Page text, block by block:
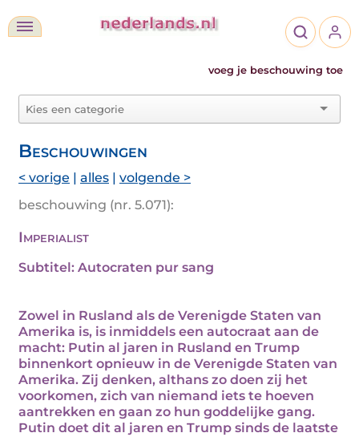
voeg je beschouwing toe
Beschouwingen
< vorige | alles | volgende >
beschouwing (nr. 5.071):
Imperialist
Subtitel: Autocraten pur sang
Zowel in Rusland als de Verenigde Staten van
Amerika is, is inmiddels een autocraat aan de
macht: Putin al jaren in Rusland en Trump
binnenkort opnieuw in de Verenigde Staten van
Amerika. Zij denken, althans zo doen zij het
voorkomen, zich van niemand iets te hoeven
aantrekken en gaan zo hun goddelijke gang.
Putin doet dit al jaren en Trump sinds de laatste